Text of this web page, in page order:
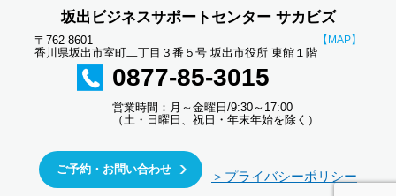
坂出ビジネスサポートセンター サカビズ
〒762-8601
香川県坂出市室町二丁目３番５号 坂出市役所 東館１階
【MAP】
0877-85-3015
営業時間：月～金曜日/9:30～17:00
（土・日曜日、祝日・年末年始を除く）
ご予約・お問い合わせ ＞プライバシーポリシー